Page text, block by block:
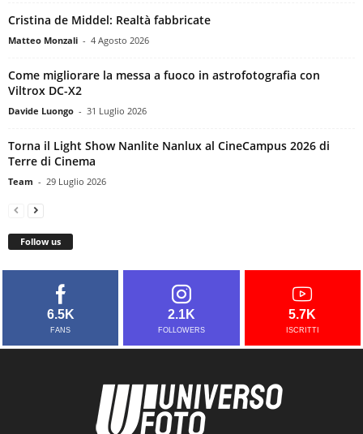
Cristina de Middel: Realtà fabbricate
Matteo Monzali - 4 Agosto 2026
Come migliorare la messa a fuoco in astrofotografia con
Viltrox DC-X2
Davide Luongo - 31 Luglio 2026
Torna il Light Show Nanlite Nanlux al CineCampus 2026 di
Terre di Cinema
Team - 29 Luglio 2026
Follow us
6.5K
FANS
2.1K
FOLLOWERS
5.7K
ISCRITTI